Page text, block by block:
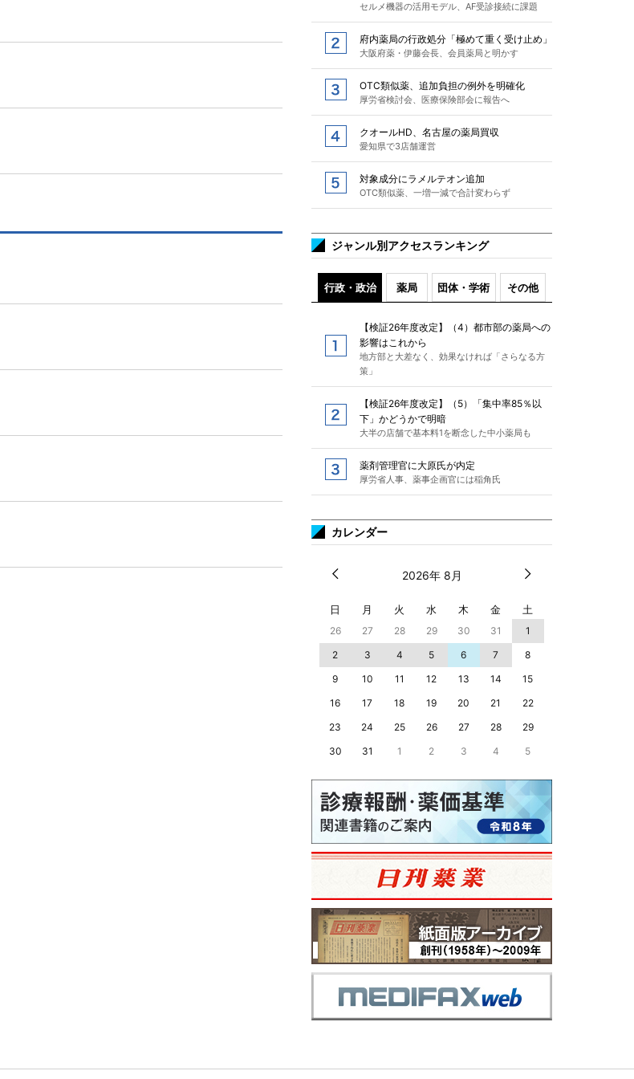
セルメ機器の活用モデル、AF受診接続に課題
府内薬局の行政処分「極めて重く受け止め」
大阪府薬・伊藤会長、会員薬局と明かす
OTC類似薬、追加負担の例外を明確化
厚労省検討会、医療保険部会に報告へ
クオールHD、名古屋の薬局買収
愛知県で3店舗運営
対象成分にラメルテオン追加
OTC類似薬、一増一減で合計変わらず
ジャンル別アクセスランキング
行政・政治 薬局 団体・学術 その他
【検証26年度改定】（4）都市部の薬局への
影響はこれから
地方部と大差なく、効果なければ「さらなる方
策」
【検証26年度改定】（5）「集中率85％以
下」かどうかで明暗
大半の店舗で基本料1を断念した中小薬局も
薬剤管理官に大原氏が内定
厚労省人事、薬事企画官には稲角氏
カレンダー
2026年 8月
日 月 火 水 木 金 土
26 27 28 29 30 31
1
2
3 4 5 6 7
8
9
10 11 12 13 14
15
16
17 18 19 20 21
22
23
24 25 26 27 28
29
30
31 1 2 3 4 5